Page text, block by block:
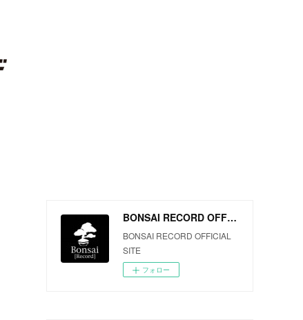
BONSAI RECORD OFFICIAL SITE
BONSAI RECORD OFFICIAL
SITE
フォロー